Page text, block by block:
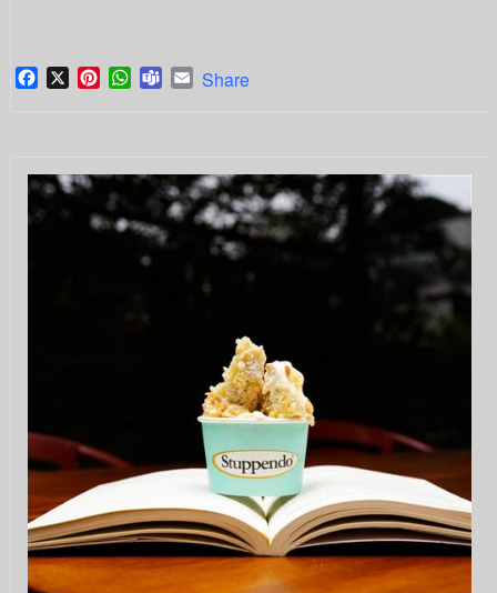
Facebook
X PinterestWhatsApp
TeamsEmail
Share